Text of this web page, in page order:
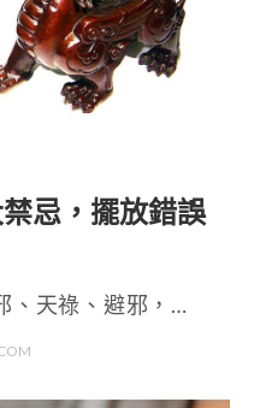
忌，擺放錯誤
、天祿、避邪，…